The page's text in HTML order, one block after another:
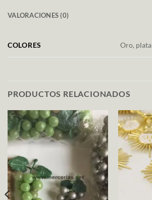
VALORACIONES (0)
COLORES Oro, plata
PRODUCTOS RELACIONADOS